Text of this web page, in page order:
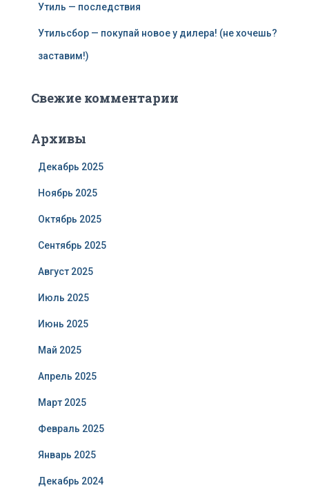
Утиль — последствия
Утильсбор — покупай новое у дилера! (не хочешь?
заставим!)
Свежие комментарии
Архивы
Декабрь 2025
Ноябрь 2025
Октябрь 2025
Сентябрь 2025
Август 2025
Июль 2025
Июнь 2025
Май 2025
Апрель 2025
Март 2025
Февраль 2025
Январь 2025
Декабрь 2024